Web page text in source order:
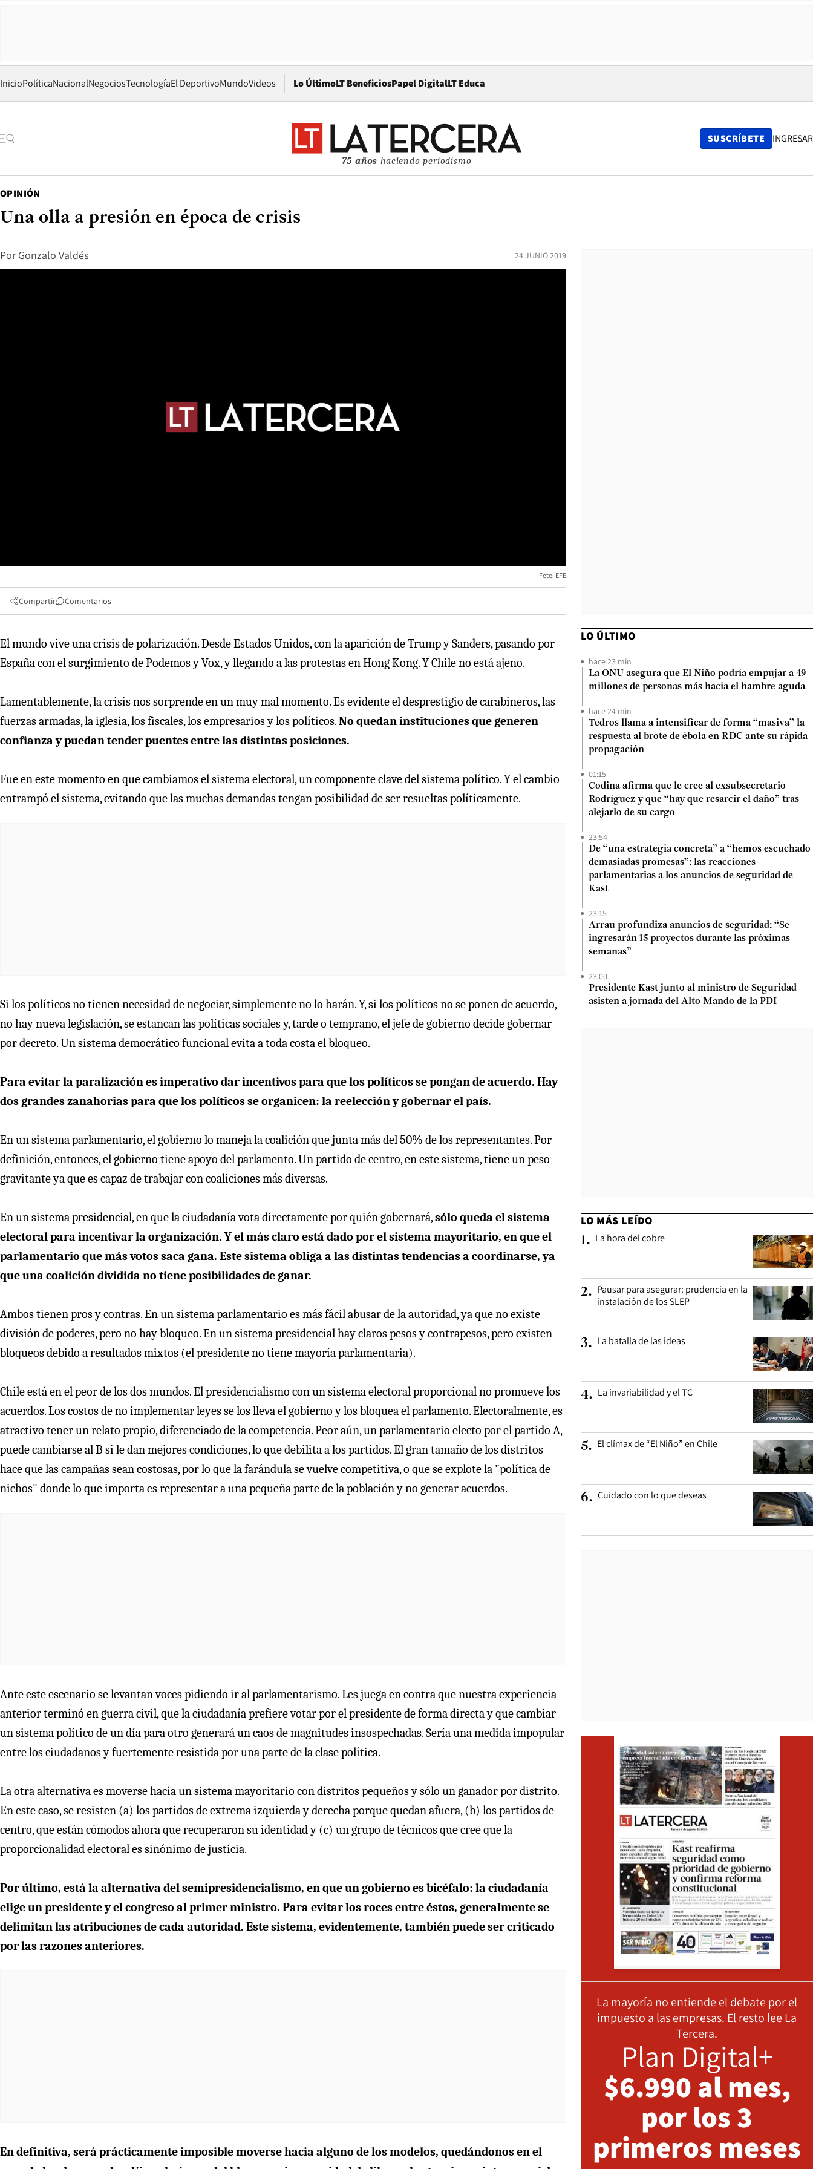
InicioPolíticaNacionalNegociosTecnologíaEl DeportivoMundoVideos Lo ÚltimoLT BeneficiosPapel DigitalOpens in new window
LT Educa
75 años haciendo periodismo
SUSCRÍBETE INGRESAR
OPINIÓN
Una olla a presión en época de crisis
Por Gonzalo Valdés 24 JUNIO 2019
Foto: EFE
Compartir Comentarios
El mundo vive una crisis de polarización. Desde Estados Unidos, con la aparición de Trump y Sanders, pasando por
España con el surgimiento de Podemos y Vox, y llegando a las protestas en Hong Kong. Y Chile no está ajeno.
Lamentablemente, la crisis nos sorprende en un muy mal momento. Es evidente el desprestigio de carabineros, las
fuerzas armadas, la iglesia, los fiscales, los empresarios y los políticos.No quedan instituciones que generen
confianza y puedan tender puentes entre las distintas posiciones.
Fue en este momento en que cambiamos el sistema electoral, un componente clave del sistema político. Y el cambio
entrampó el sistema, evitando que las muchas demandas tengan posibilidad de ser resueltas políticamente.
Si los políticos no tienen necesidad de negociar, simplemente no lo harán. Y, si los políticos no se ponen de acuerdo,
no hay nueva legislación, se estancan las políticas sociales y, tarde o temprano, el jefe de gobierno decide gobernar
por decreto. Un sistema democrático funcional evita a toda costa el bloqueo.
Para evitar la paralización es imperativo dar incentivos para que los políticos se pongan de acuerdo. Hay
dos grandes zanahorias para que los políticos se organicen: la reelección y gobernar el país.
En un sistema parlamentario, el gobierno lo maneja la coalición que junta más del 50% de los representantes. Por
definición, entonces, el gobierno tiene apoyo del parlamento. Un partido de centro, en este sistema, tiene un peso
gravitante ya que es capaz de trabajar con coaliciones más diversas.
En un sistema presidencial, en que la ciudadanía vota directamente por quién gobernará,sólo queda el sistema
electoral para incentivar la organización. Y el más claro está dado por el sistema mayoritario, en que el
parlamentario que más votos saca gana. Este sistema obliga a las distintas tendencias a coordinarse, ya
que una coalición dividida no tiene posibilidades de ganar.
Ambos tienen pros y contras. En un sistema parlamentario es más fácil abusar de la autoridad, ya que no existe
división de poderes, pero no hay bloqueo. En un sistema presidencial hay claros pesos y contrapesos, pero existen
bloqueos debido a resultados mixtos (el presidente no tiene mayoría parlamentaria).
Chile está en el peor de los dos mundos. El presidencialismo con un sistema electoral proporcional no promueve los
acuerdos. Los costos de no implementar leyes se los lleva el gobierno y los bloquea el parlamento. Electoralmente, es
atractivo tener un relato propio, diferenciado de la competencia. Peor aún, un parlamentario electo por el partido A,
puede cambiarse al B si le dan mejores condiciones, lo que debilita a los partidos. El gran tamaño de los distritos
hace que las campañas sean costosas, por lo que la farándula se vuelve competitiva, o que se explote la "política de
nichos" donde lo que importa es representar a una pequeña parte de la población y no generar acuerdos.
Ante este escenario se levantan voces pidiendo ir al parlamentarismo. Les juega en contra que nuestra experiencia
anterior terminó en guerra civil, que la ciudadanía prefiere votar por el presidente de forma directa y que cambiar
un sistema político de un día para otro generará un caos de magnitudes insospechadas. Sería una medida impopular
entre los ciudadanos y fuertemente resistida por una parte de la clase política.
La otra alternativa es moverse hacia un sistema mayoritario con distritos pequeños y sólo un ganador por distrito.
En este caso, se resisten (a) los partidos de extrema izquierda y derecha porque quedan afuera, (b) los partidos de
centro, que están cómodos ahora que recuperaron su identidad y (c) un grupo de técnicos que cree que la
proporcionalidad electoral es sinónimo de justicia.
Por último, está la alternativa del semipresidencialismo, en que un gobierno es bicéfalo: la ciudadanía
elige un presidente y el congreso al primer ministro. Para evitar los roces entre éstos, generalmente se
delimitan las atribuciones de cada autoridad. Este sistema, evidentemente, también puede ser criticado
por las razones anteriores.
En definitiva, será prácticamente imposible moverse hacia alguno de los modelos, quedándonos en el
LO ÚLTIMO
hace 23 min
La ONU asegura que El Niño podría empujar a 49
millones de personas más hacia el hambre aguda
hace 24 min
Tedros llama a intensificar de forma “masiva” la
respuesta al brote de ébola en RDC ante su rápida
propagación
01:15
Codina afirma que le cree al exsubsecretario
Rodríguez y que “hay que resarcir el daño” tras
alejarlo de su cargo
23:54
De “una estrategia concreta” a “hemos escuchado
demasiadas promesas”: las reacciones
parlamentarias a los anuncios de seguridad de
Kast
23:15
Arrau profundiza anuncios de seguridad: “Se
ingresarán 15 proyectos durante las próximas
semanas”
23:00
Presidente Kast junto al ministro de Seguridad
asisten a jornada del Alto Mando de la PDI
LO MÁS LEÍDO
1. La hora del cobre
2. Pausar para asegurar: prudencia en la
instalación de los SLEP
3. La batalla de las ideas
4. La invariabilidad y el TC
5. El clímax de “El Niño” en Chile
6. Cuidado con lo que deseas
La mayoría no entiende el debate por el
impuesto a las empresas. El resto lee La
Tercera.
Plan Digital+
$6.990 al mes,
por los 3
primeros meses